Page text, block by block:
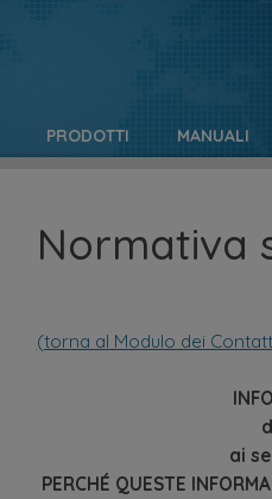
PRODOTTI MANUALI
Normativa
(torna al Modulo dei
ai
PERCHÉ QUESTE